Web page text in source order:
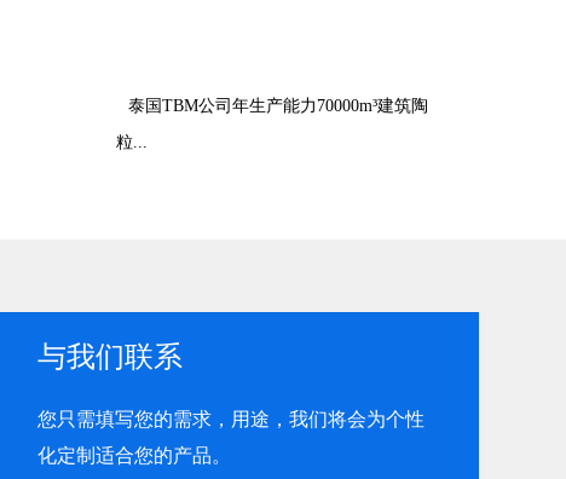
泰国TBM公司年生产能力70000m³建筑陶
粒...
与我们联系
您只需填写您的需求，用途，我们将会为个性
化定制适合您的产品。